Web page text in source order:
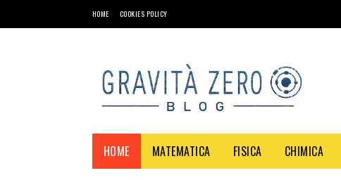
HOME COOKIES POLICY
HOME MATEMATICA FISICA CHIMICA